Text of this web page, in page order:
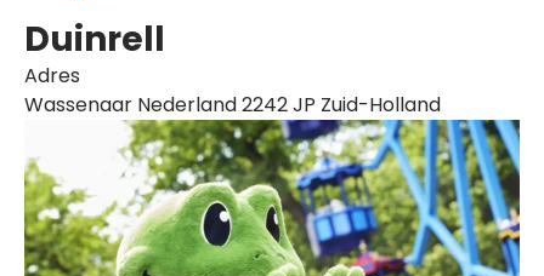
Duinrell
Adres
Wassenaar Nederland 2242 JP Zuid-Holland